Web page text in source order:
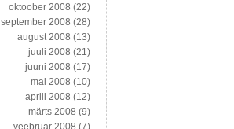
oktoober 2008 (22)
september 2008 (28)
august 2008 (13)
juuli 2008 (21)
juuni 2008 (17)
mai 2008 (10)
aprill 2008 (12)
märts 2008 (9)
veebruar 2008 (7)